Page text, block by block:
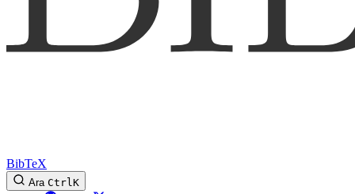
BibTeX
Ara CtrlK